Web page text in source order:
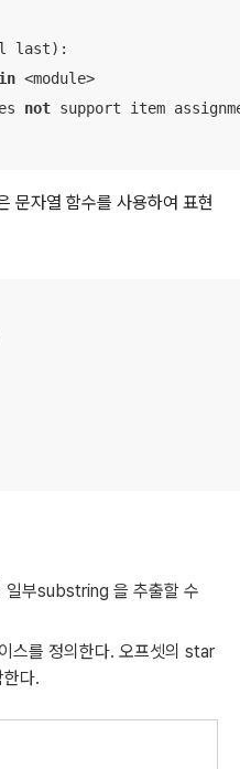
last):
in <module>
not support item
문자열 함수를 사용하여 표현
일부substring 을 추출할 수
스를 정의한다. 오프셋의 star
다.